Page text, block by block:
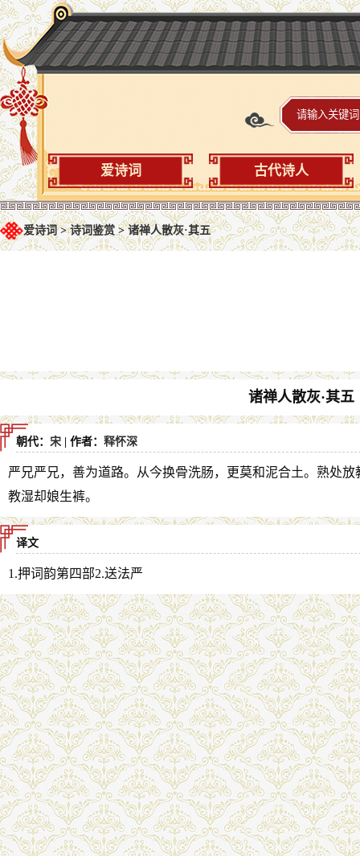
爱诗词 古代诗人
爱诗词 > 诗词鉴赏 > 诸禅人散灰·其五
诸禅人散灰·其五
朝代： 宋 | 作者： 释怀深
严兄严兄，善为道路。从今换骨洗肠，更莫和泥合土。熟处
教湿却娘生裤。
译文
1.押词韵第四部2.送法严